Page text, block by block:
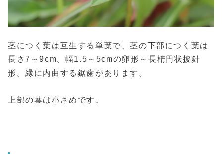
茎につく葉は互生する単葉で、茎の下部につく葉は
長さ7～9cm、幅1.5～5cmの卵形～長楕円状披針
形。縁に内曲する鋸歯があります。
上部の葉は小さめです。